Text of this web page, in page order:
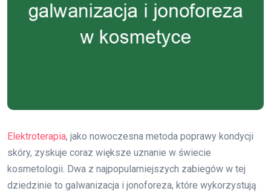
Elektroterapia, jako nowoczesna metoda poprawy kondycji
skóry, zyskuje coraz większe uznanie w świecie
kosmetologii. Dwa z najpopularniejszych zabiegów w tej
dziedzinie to galwanizacja i jonoforeza, które wykorzystują